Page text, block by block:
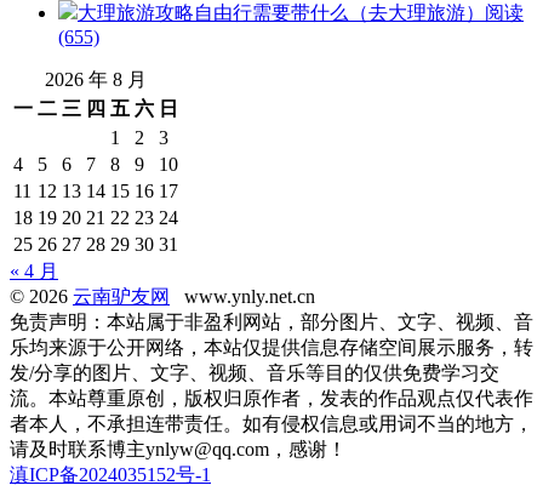
大理旅游攻略自由行需要带什么（去大理旅游） 阅读
(655)
2026 年 8 月
一 二 三 四 五 六 日
1
2
3
4
5 6 7 8 9
10
11 12 13 14 15 16 17
18 19 20 21 22 23 24
25 26 27 28 29 30 31
« 4 月
© 2026 云南驴友网
www.ynly.net.cn
免责声明：本站属于非盈利网站，部分图片、文字、视频、音
乐均来源于公开网络，本站仅提供信息存储空间展示服务，转
发/分享的图片、文字、视频、音乐等目的仅供免费学习交
流。本站尊重原创，版权归原作者，发表的作品观点仅代表作
者本人，不承担连带责任。如有侵权信息或用词不当的地方，
请及时联系博主ynlyw@qq.com，感谢！
滇ICP备2024035152号-1